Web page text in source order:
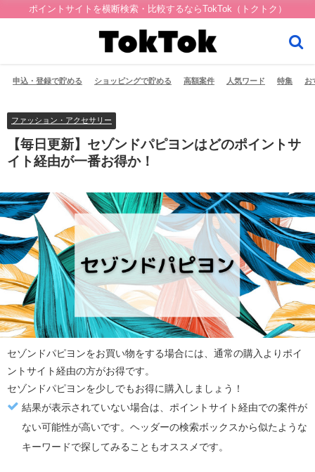
ポイントサイトを横断検索・比較するならTokTok（トクトク）
申込・登録で貯める ショッピングで貯める 高額案件 人気ワード 特集 お
ファッション・アクセサリー
【毎日更新】セゾンドパピヨンはどのポイントサ
イト経由が一番お得か！
セゾンドパピヨンをお買い物をする場合には、通常の購入より ポイ
ントサイト経由の方がお得です。
セゾンドパピヨンを少しでもお得に購入しましょう！
結果が表示されていない場合は、ポイントサイト経由での案件が
ない可能性が高いです。ヘッダーの検索ボックスから似たような
キーワードで探してみることもオススメです。